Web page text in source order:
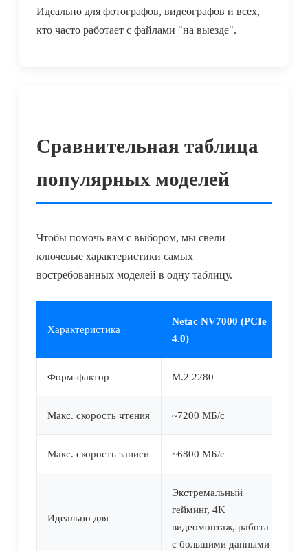
Идеально для фотографов, видеографов и всех,
кто часто работает с файлами "на выезде".
Сравнительная таблица
популярных моделей
Чтобы помочь вам с выбором, мы свели
ключевые характеристики самых
востребованных моделей в одну таблицу.
Характеристика
Netac NV7000 (PCIe
4.0)
Форм-фактор M.2 2280
Макс. скорость чтения ~7200 МБ/с
Макс. скорость записи ~6800 МБ/с
Идеально для
Экстремальный
гейминг, 4K
видеомонтаж, работа
с большими данными